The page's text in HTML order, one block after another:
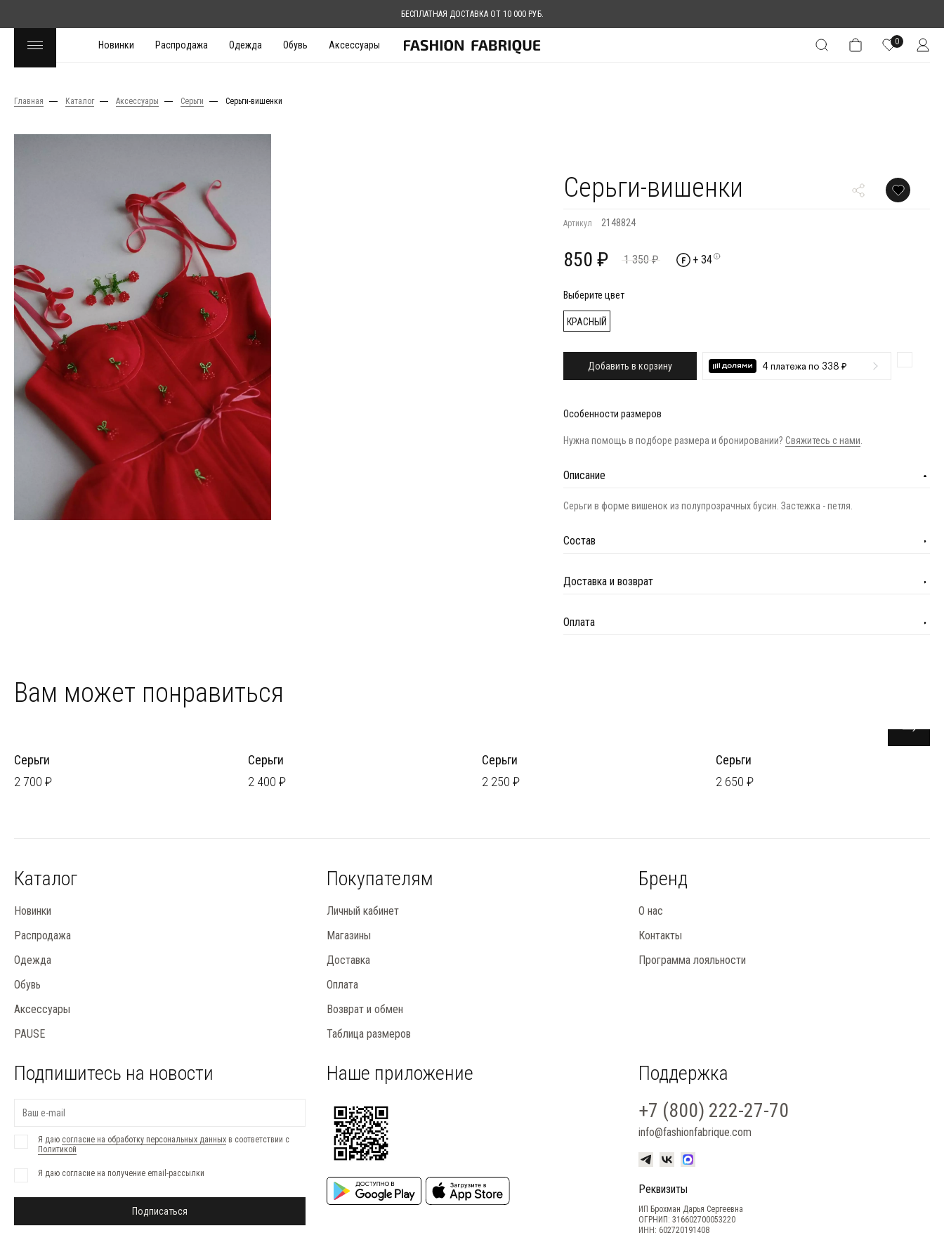
БЕСПЛАТНАЯ ДОСТАВКА ОТ 10 000 РУБ.
Новинки Распродажа Одежда Обувь Аксессуары 0
Главная Каталог Аксессуары Серьги Серьги-вишенки
Серьги-вишенки
Артикул 2148824
850 ₽ 1 350 ₽ + 34
Выберите цвет
КРАСНЫЙ
Добавить в корзину 4 платежа по 338 ₽
Особенности размеров
Нужна помощь в подборе размера и бронировании?Свяжитесь с нами
Описание
Серьги в форме вишенок из полупрозрачных бусин. Застежка - петля.
Состав
Доставка и возврат
Оплата
Вам может понравиться
Серьги
2 700 ₽
Серьги
2 400 ₽
Серьги
2 250 ₽
Серьги
2 650 ₽
Каталог
Новинки
Распродажа
Одежда
Обувь
Аксессуары
PAUSE
Покупателям
Личный кабинет
Магазины
Доставка
Оплата
Возврат и обмен
Таблица размеров
Бренд
О нас
Контакты
Программа лояльности
Подпишитесь на новости
Я даю согласие на обработку персональных данных в соответствии с
Политикой
Я даю согласие на получение email-рассылки
Подписаться
Наше приложение
Поддержка
+7 (800) 222-27-70
info@fashionfabrique.com
Реквизиты
ИП Брохман Дарья Сергеевна
ОГРНИП: 316602700053220
ИНН: 602720191408